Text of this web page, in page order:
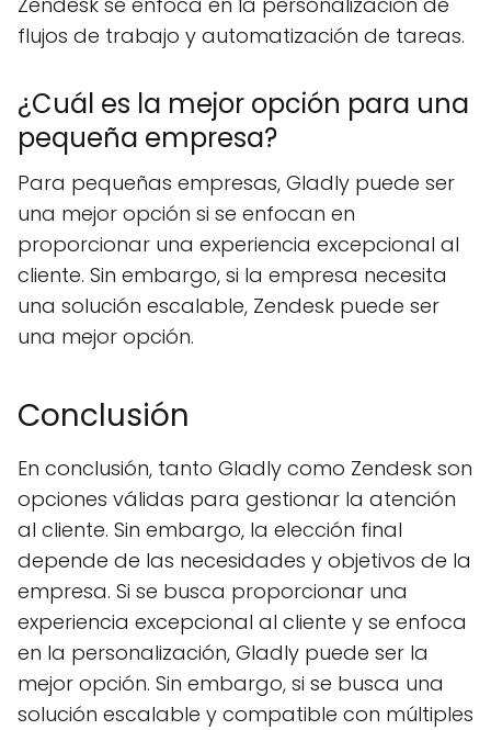
flujos de trabajo y automatización de tareas.
¿Cuál es la mejor opción para una
pequeña empresa?
Para pequeñas empresas, Gladly puede ser
una mejor opción si se enfocan en
proporcionar una experiencia excepcional al
cliente. Sin embargo, si la empresa necesita
una solución escalable, Zendesk puede ser
una mejor opción.
Conclusión
En conclusión, tanto Gladly como Zendesk son
opciones válidas para gestionar la atención
al cliente. Sin embargo, la elección final
depende de las necesidades y objetivos de la
empresa. Si se busca proporcionar una
experiencia excepcional al cliente y se enfoca
en la personalización, Gladly puede ser la
mejor opción. Sin embargo, si se busca una
solución escalable y compatible con múltiples